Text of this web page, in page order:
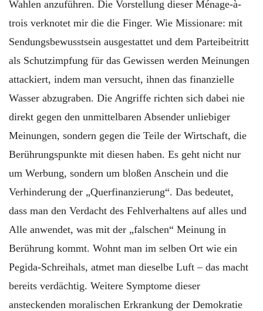
Wahlen anzuführen. Die Vorstellung dieser Ménage-à-
trois verknotet mir die die Finger. Wie Missionare: mit
Sendungsbewusstsein ausgestattet und dem Parteibeitritt
als Schutzimpfung für das Gewissen werden Meinungen
attackiert, indem man versucht, ihnen das finanzielle
Wasser abzugraben. Die Angriffe richten sich dabei nie
direkt gegen den unmittelbaren Absender unliebiger
Meinungen, sondern gegen die Teile der Wirtschaft, die
Berührungspunkte mit diesen haben. Es geht nicht nur
um Werbung, sondern um bloßen Anschein und die
Verhinderung der „Querfinanzierung“. Das bedeutet,
dass man den Verdacht des Fehlverhaltens auf alles und
Alle anwendet, was mit der „falschen“ Meinung in
Berührung kommt. Wohnt man im selben Ort wie ein
Pegida-Schreihals, atmet man dieselbe Luft – das macht
bereits verdächtig. Weitere Symptome dieser
ansteckenden moralischen Erkrankung der Demokratie